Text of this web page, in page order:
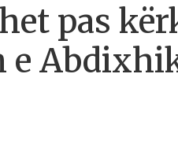
pas
e